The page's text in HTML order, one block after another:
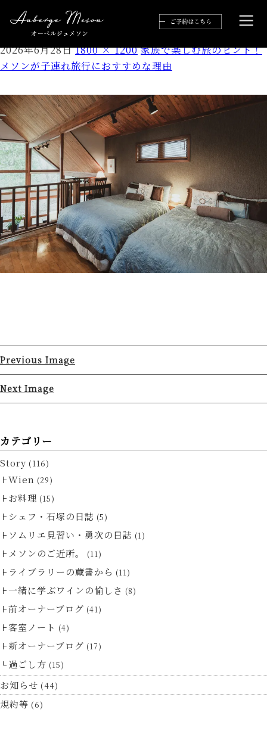
02162026AubergeMaison_0021web
2026年6月28日 1800 × 1200 家族で楽しむ旅のヒント！
メソンが子連れ旅行におすすめな理由
Previous Image
Next Image
カテゴリー
Story (116)
Wien (29)
お料理 (15)
シェフ・石塚の日誌 (5)
ソムリエ見習い・勇次の日誌 (1)
メソンのご近所。 (11)
ライブラリーの蔵書から (11)
一緒に学ぶワインの愉しさ (8)
前オーナーブログ (41)
客室ノート (4)
新オーナーブログ (17)
過ごし方 (15)
お知らせ (44)
規約等 (6)